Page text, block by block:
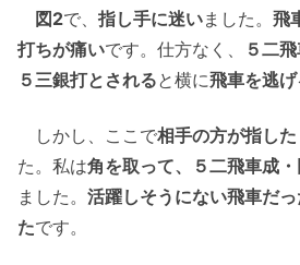
図2で、 指し手に迷いました。 飛
打ちが痛いです。仕方なく、 ５二
５三銀打とされると横に飛車を逃
しかし、ここで相手の方が指し
た。私は角を取って、５二飛車成
ました。 活躍しそうにない飛車だ
たです。